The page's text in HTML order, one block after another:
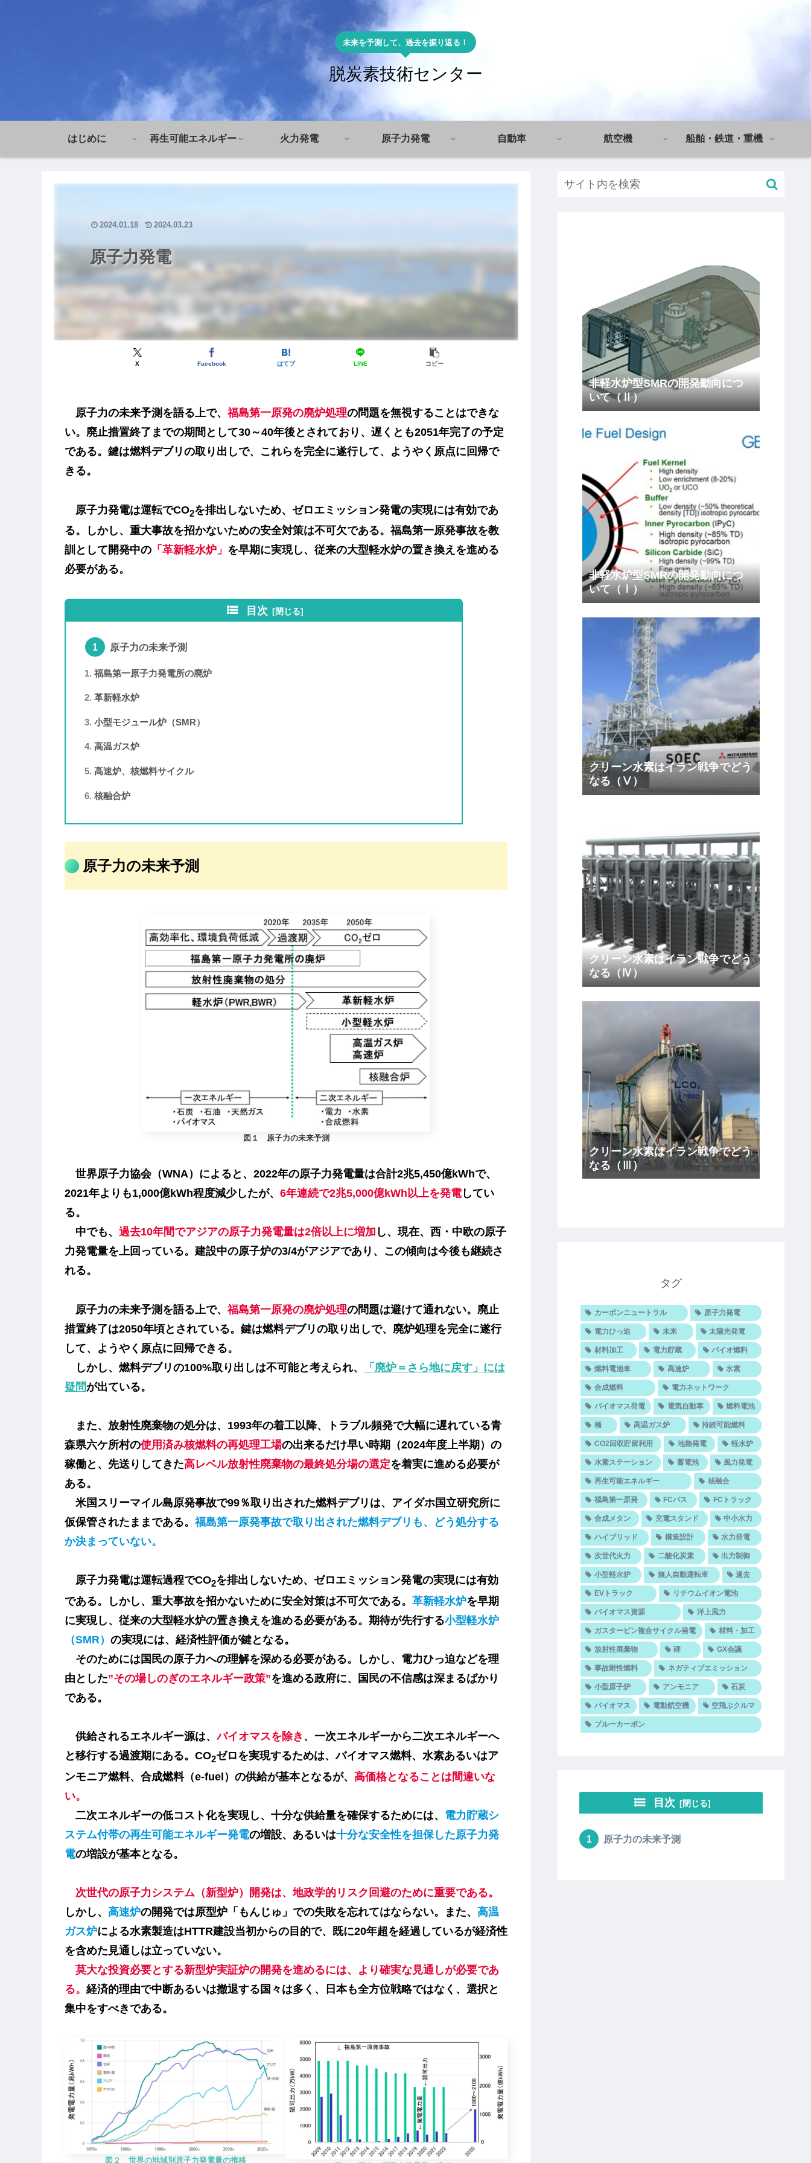
未来を予測して、過去を振り返る！
脱炭素技術センター
はじめに 再生可能エネルギー 火力発電 原子力発電 自動車 航空機 船舶・鉄道・重機
原子力発電
X Facebook はてブ LINE コピー
2024.01.18 2024.03.23
原子力の未来予測を語る上で、 福島第一原発の廃炉処理の問題を無視することはできな
い。廃止措置終了までの期間として30～40年後とされており、遅くとも2051年完了の予定
である。鍵は燃料デブリの取り出しで、これらを完全に遂行して、ようやく原点に回帰で
きる。
原子力発電は運転でCO2を排出しないため、 ゼロエミッション発電の実現には有効であ
る。しかし、重大事故を招かないための安全対策は不可欠である。福島第一原発事故を教
訓として開発中の 「革新軽水炉」 を早期に実現し、従来の大型軽水炉の置き換えを進める
必要がある。
目次
原子力の未来予測
福島第一原子力発電所の廃炉
革新軽水炉
小型モジュール炉（SMR）
高温ガス炉
高速炉、核燃料サイクル
核融合炉
原子力の未来予測
図１ 原子力の未来予測
世界原子力協会（WNA）によると、2022年の原子力発電量は合計2兆5,450億kWhで、
2021年よりも1,000億kWh程度減少したが、 6年連続で2兆5,000億kWh以上を発電してい
る。
中でも、 過去10年間でアジアの原子力発電量は2倍以上に増加 し、現在、西・中欧の原子
力発電量を上回っている。建設中の原子炉の3/4がアジアであり、この傾向は今後も継続さ
れる。
原子力の未来予測を語る上で、 福島第一原発の廃炉処理の問題は避けて通れない。廃止
措置終了は2050年頃とされている。鍵は燃料デブリの取り出しで、廃炉処理を完全に遂行
して、ようやく原点に回帰できる。
しかし、燃料デブリの100%取り出しは不可能と考えられ、
「廃炉＝さら地に戻す」には
疑問が出ている。
また、放射性廃棄物の処分は、1993年の着工以降、トラブル頻発で大幅に遅れている青
森県六ケ所村の使用済み核燃料の再処理工場の出来るだけ早い時期（2024年度上半期）の
稼働と、先送りしてきた高レベル放射性廃棄物の最終処分場の選定を着実に進める必要が
ある。
米国スリーマイル島原発事故で99％取り出された燃料デブリは、アイダホ国立研究所に
仮保管されたままである。 福島第一原発事故で取り出された燃料デブリも、どう処分する
か決まっていない。
原子力発電は運転過程でCO2を排出しないため、 ゼロエミッション発電の実現には有効
である。しかし、重大事故を招かないために安全対策は不可欠である。 革新軽水炉を早期
に実現し、従来の大型軽水炉の置き換えを進める必要がある。期待が先行する小型軽水炉
（SMR） の実現には、経済性評価が鍵となる。
そのためには国民の原子力への理解を深める必要がある。しかし、電力ひっ迫などを理
由とした”その場しのぎのエネルギー政策”を進める政府に、国民の不信感は深まるばかり
である。
供給されるエネルギー源は、バイオマスを除き 、一次エネルギーから二次エネルギーへ
と移行する過渡期にある。CO2ゼロを実現するためは、バイオマス燃料、 水素あるいはア
ンモニア燃料、 合成燃料（e-fuel） の供給が基本となるが、 高価格となることは間違いな
い。
二次エネルギーの低コスト化を実現し、十分な供給量を確保するためには、 電力貯蔵シ
ステム付帯の再生可能エネルギー発電の増設、あるいは十分な安全性を担保した原子力発
電の増設が基本となる。
次世代の原子力システム（新型炉）開発は、地政学的リスク回避のために重要である。
しかし、 高速炉の開発では原型炉「もんじゅ」での失敗を忘れてはならない。また、 高温
ガス炉による水素製造はHTTR建設当初からの目的で、既に20年超を経過しているが経済性
を含めた見通しは立っていない。
莫大な投資必要とする新型炉実証炉の開発を進めるには、より確実な見通しが必要であ
る。 経済的理由で中断あるいは撤退する国々は多く、日本も全方位戦略ではなく、選択と
集中をすべきである。
図２ 世界の地域別原子力発電量の推移
非軽水炉型SMRの開発動向につ
いて（Ⅱ）
非軽水炉型SMRの開発動向につ
いて（Ⅰ）
クリーン水素はイラン戦争でどう
なる（Ⅴ）
クリーン水素はイラン戦争でどう
なる（Ⅳ）
クリーン水素はイラン戦争でどう
なる（Ⅲ）
タグ
カーボンニュートラル 原子力発電
電力ひっ迫 未来 太陽光発電
材料加工 電力貯蔵 バイオ燃料
燃料電池車 高速炉 水素
合成燃料 電力ネットワーク
バイオマス発電 電気自動車 燃料電池
橋 高温ガス炉 持続可能燃料
CO2回収貯留利用 地熱発電 軽水炉
水素ステーション 蓄電池 風力発電
再生可能エネルギー 核融合
福島第一原発 FCバス FCトラック
合成メタン 充電スタンド 中小水力
ハイブリッド 構造設計 水力発電
次世代火力 二酸化炭素 出力制御
小型軽水炉 無人自動運転車 過去
EVトラック リチウムイオン電池
バイオマス資源 洋上風力
ガスタービン複合サイクル発電 材料・加工
放射性廃棄物 碑 GX会議
事故耐性燃料 ネガティブエミッション
小型原子炉 アンモニア 石炭
バイオマス 電動航空機 空飛ぶクルマ
ブルーカーボン
目次
原子力の未来予測